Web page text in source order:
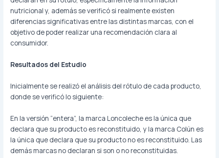
nutricional y, además se verificó si realmente existen
diferencias significativas entre las distintas marcas, con el
objetivo de poder realizar una recomendación clara al
consumidor.
Resultados del Estudio
Inicialmente se realizó el análisis del rótulo de cada producto,
donde se verificó lo siguiente:
En la versión “entera”, la marca Loncoleche es la única que
declara que su producto es reconstituido, y la marca Colún es
la única que declara que su producto no es reconstituido. Las
demás marcas no declaran si son o no reconstituidas.